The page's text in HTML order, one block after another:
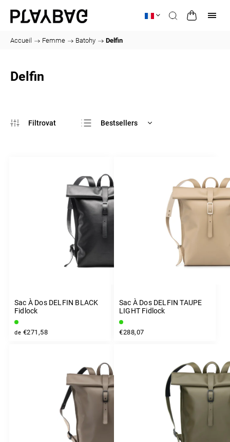
Accueil / Femme / Batohy / Delfin
Delfin
Bestsellers
Alphabétiquement
Sac À Dos DELFIN BLACK
Fidlock
de €271,58
Sac À Dos DELFIN TAUPE
LIGHT Fidlock
€288,07